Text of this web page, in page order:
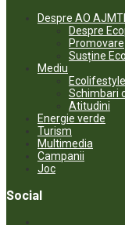
Despre AO
Despre
Promovare
Susține
Mediu
Ecolifestyle
Schimbari
Atitudini
Energie verde
Turism
Multimedia
Campanii
Joc
Social